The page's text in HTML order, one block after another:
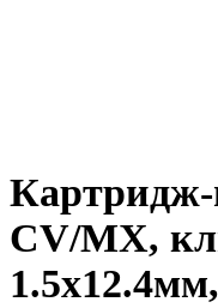
Картридж-
СV/MX,